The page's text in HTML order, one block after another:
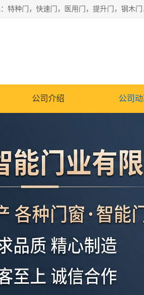
安徽奇道智能门业有限公司
公司介绍 公司